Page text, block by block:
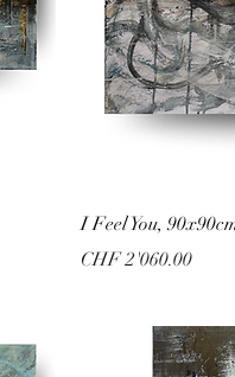
I Feel You,
Preis
CHF 2'060.00